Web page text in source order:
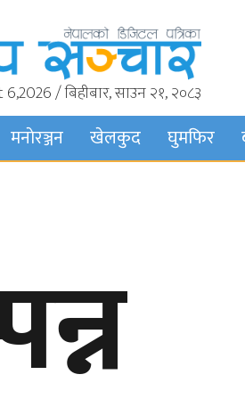
/ बिहीबार, साउन २१, २०८३
मनाेरञ्जन खेलकुद घुमफिर